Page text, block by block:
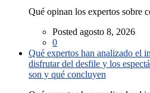
Qué opinan los expertos sobre
Posted agosto 8, 2026
0
Qué expertos han analizado el
disfrutar del desfile y los
son y qué concluyen